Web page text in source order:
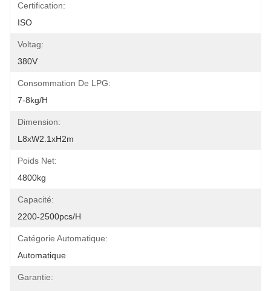
Certification:
ISO
Voltag:
380V
Consommation De LPG:
7-8kg/h
Dimension:
L8xW2.1xH2m
Poids Net:
4800kg
Capacité:
2200-2500pcs/h
Catégorie Automatique:
Automatique
Garantie: